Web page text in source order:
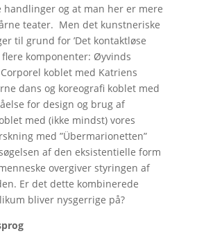
handlinger og at man her er mere
teater. Men det kunstneriske
til grund for ’Det kontaktløse
flere komponenter: Øyvinds
koblet med Katriens
dans og koreografi koblet med
for design og brug af
med (ikke mindst) vores
med ”Übermarionetten”
af den eksistentielle form
overgiver styringen af
Er det dette kombinerede
bliver nysgerrige på?